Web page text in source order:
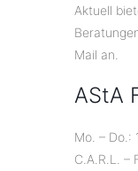
Aktuell
Mail an.
AStA
Mo. – Do.:
C.A.R.L. –